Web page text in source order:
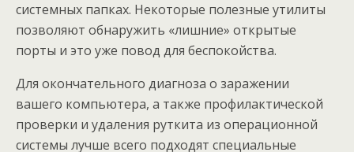
системных папках. Некоторые полезные утилиты
позволяют обнаружить «лишние» открытые
порты и это уже повод для беспокойства.
Для окончательного диагноза о заражении
вашего компьютера, а также профилактической
проверки и удаления руткита из операционной
системы лучше всего подходят специальные